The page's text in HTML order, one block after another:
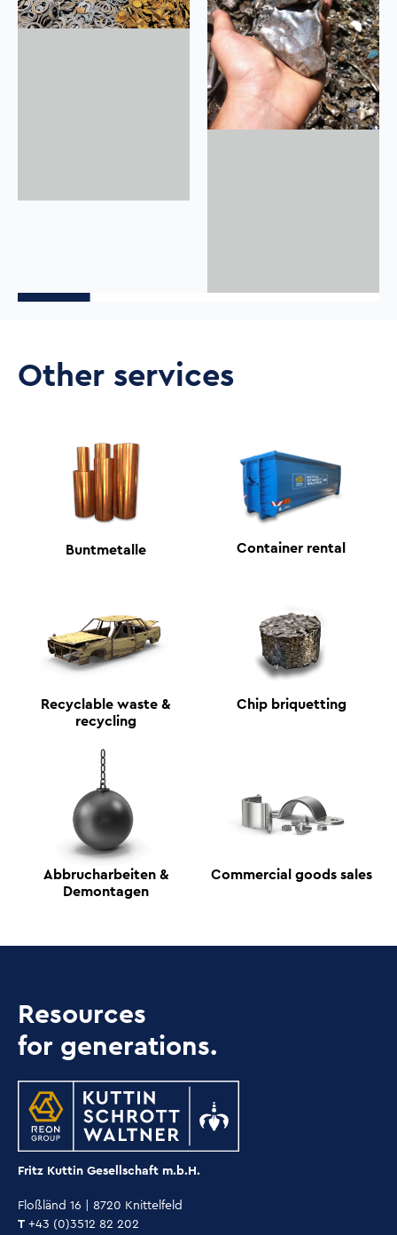
Other services
Buntmetalle Container rental
Recyclable waste &
recycling
Chip briquetting
Abbrucharbeiten &
Demontagen
Commercial goods sales
Resources
for generations.
Fritz Kuttin Gesellschaft m.b.H.
Floßländ 16 | 8720 Knittelfeld
T +43 (0)3512 82 202